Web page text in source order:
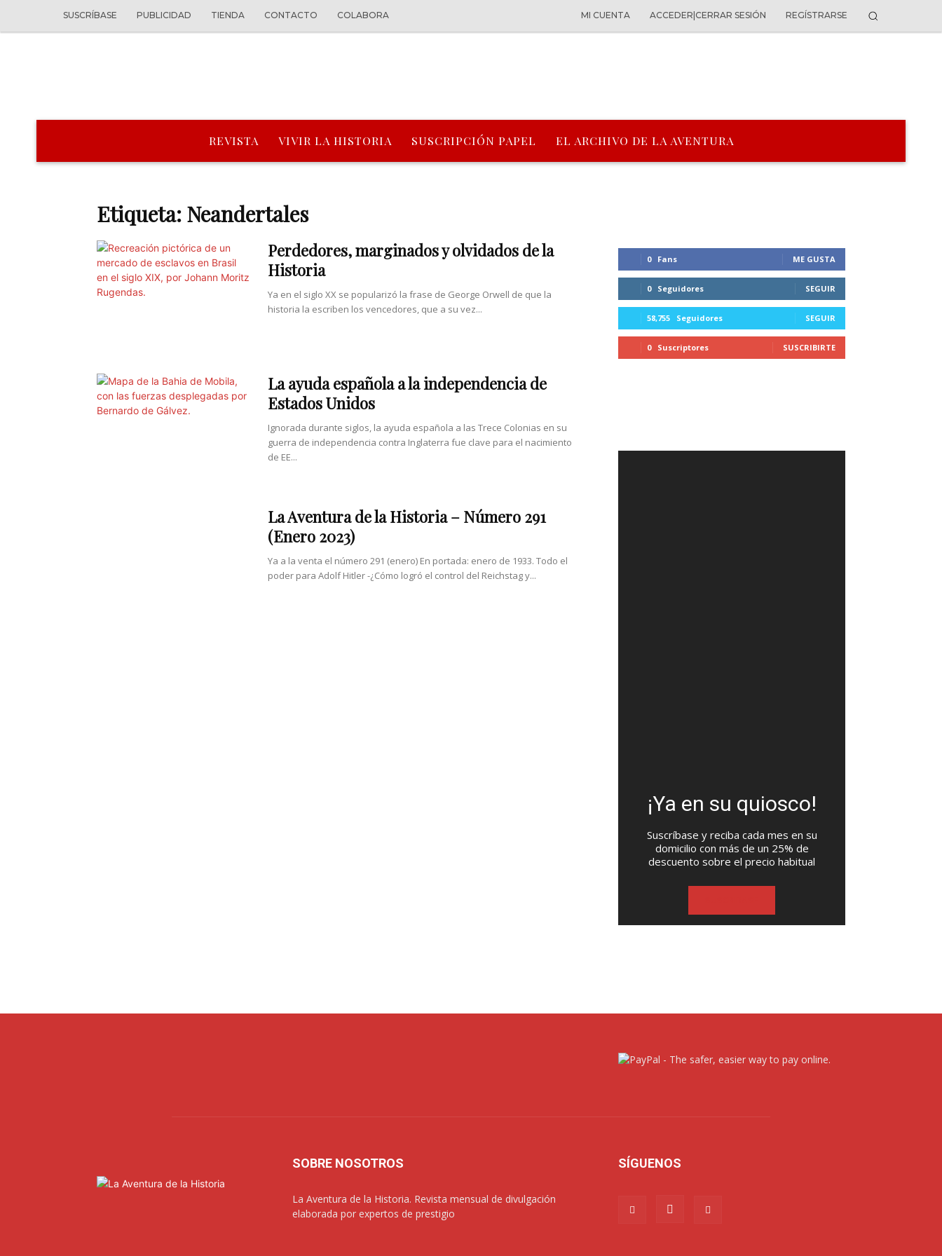
SUSCRÍBASE PUBLICIDAD TIENDA CONTACTO COLABORA MI CUENTA ACCEDER|CERRAR SESIÓN REGÍSTRARSE
REVISTA VIVIR LA HISTORIA SUSCRIPCIÓN PAPEL EL ARCHIVO DE LA AVENTURA
Etiqueta: Neandertales
Perdedores, marginados y olvidados de la
Historia
Ya en el siglo XX se popularizó la frase de George Orwell de que la
historia la escriben los vencedores, que a su vez...
La ayuda española a la independencia de
Estados Unidos
Ignorada durante siglos, la ayuda española a las Trece Colonias en su
guerra de independencia contra Inglaterra fue clave para el nacimiento
de EE...
La Aventura de la Historia – Número 291
(Enero 2023)
Ya a la venta el número 291 (enero) En portada: enero de 1933. Todo el
poder para Adolf Hitler -¿Cómo logró el control del Reichstag y...
0 Fans ME GUSTA
0 Seguidores SEGUIR
58,755 Seguidores SEGUIR
0 Suscriptores SUSCRIBIRTE
¡Ya en su quiosco!
Suscríbase y reciba cada mes en su
domicilio con más de un 25% de
descuento sobre el precio habitual
SOBRE NOSOTROS
La Aventura de la Historia. Revista mensual de divulgación
elaborada por expertos de prestigio
SÍGUENOS